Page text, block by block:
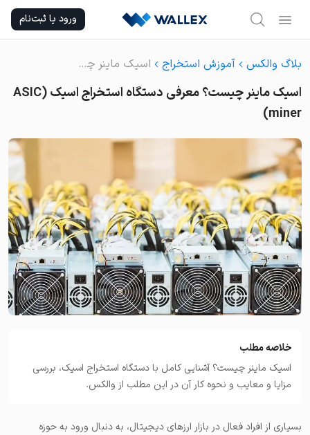
content
ورود یا ثبت‌نام
بلاگ والکس آموزش استخراج اسیک ماینر چیست؟ معرفی دستگاه استخراج اسیک (ASIC miner)
اسیک ماینر چیست؟ معرفی دستگاه استخراج اسیک (ASIC
miner)
خلاصه مطلب
اسیک ماینر چیست؟ آشنایی کامل با دستگاه استخراج اسیک، بررسی
مزایا و معایب و نحوه کار آن در این مطلب از والکس.
بسیاری از افراد فعال در بازار ارزهای دیجیتال، به دنبال ورود به حوزه